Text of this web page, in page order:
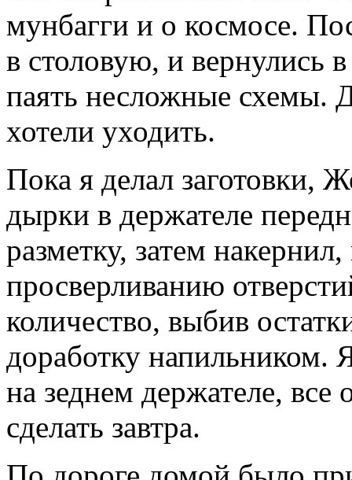
мунбагги и о космосе.
в столовую, и вернулись
паять несложные схемы.
хотели уходить.
Пока я делал заготовки,
дырки в держателе
разметку, затем
просверливанию
количество, выбив
доработку напильником.
на зеднем держателе, все
сделать завтра.